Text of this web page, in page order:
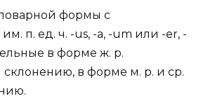
формы с
п. ед. ч. -us, -а, -um или -еr, -
в форме ж. р.
склонению, в форме м. р. и ср.